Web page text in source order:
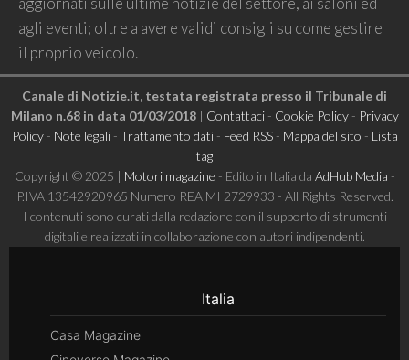
agli eventi; oltre a avere validi consigli su come gestire
il proprio veicolo.
Canale di Notizie.it, testata registrata presso il Tribunale di
Milano n.68 in data 01/03/2018| Contattaci- Cookie Policy- Privacy
Policy- Note legali- Trattamento dati- Feed RSS- Mappa del sito - Lista
tag
Copyright © 2025 | Motori magazine - Edito in Italia da AdHub Media -
P.IVA 13542920965 Numero REA MI 2729933 - All Rights Reserved.
I contenuti sono curati dalla redazione con il supporto di strumenti
digitali e realizzati in collaborazione con autori indipendenti.
Italia
Casa Magazine